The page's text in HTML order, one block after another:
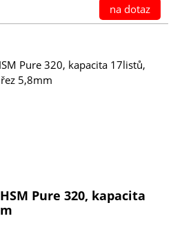
na dotaz
Pure 320, kapacita